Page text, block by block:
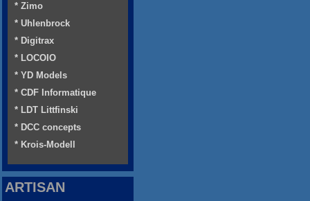
* Zimo
* Uhlenbrock
* Digitrax
* LOCOIO
* YD Models
* CDF Informatique
* LDT Littfinski
* DCC concepts
* Krois-Modell
ARTISAN